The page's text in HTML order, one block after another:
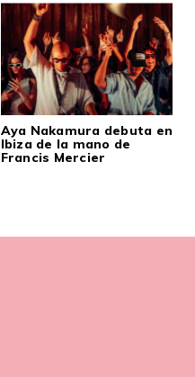
Aya Nakamura debuta en
Ibiza de la mano de
Francis Mercier